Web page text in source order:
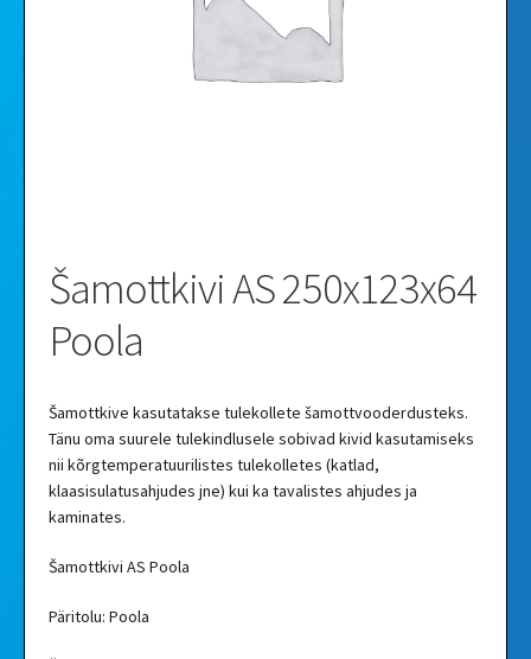
Šamottkivi AS 250x123x64
Poola
Šamottkive kasutatakse tulekollete šamottvooderdusteks.
Tänu oma suurele tulekindlusele sobivad kivid kasutamiseks
nii kõrgtemperatuurilistes tulekolletes (katlad,
klaasisulatusahjudes jne) kui ka tavalistes ahjudes ja
kaminates.
Šamottkivi AS Poola
Päritolu: Poola